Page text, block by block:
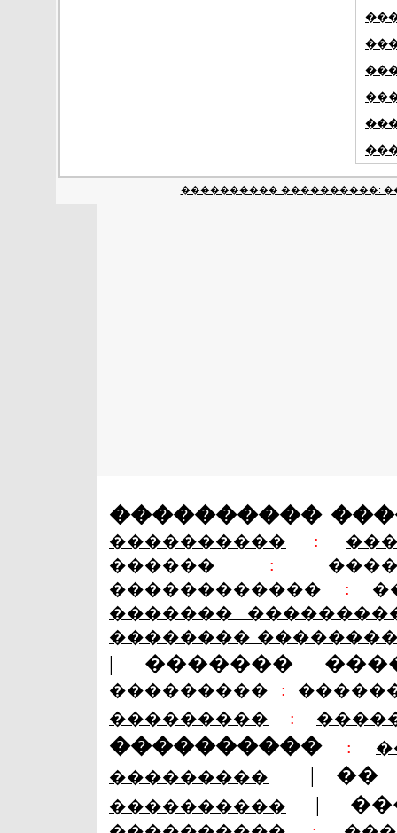
���������� ����������:
����������
���������� :
������ :
������������ :
�������
��������
| �������
��������� :
��������� :
���������� :
���������
| ��
���������� |